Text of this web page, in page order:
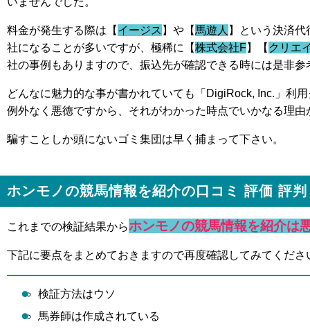
料金が発生する際は【 イージス 】や【 馬遊人 】という決済
社になることが多いですが、極稀に【株式会社F】【 クリエ
社の事例もありますので、振込先が確認できる時には是非
どんなに魅力的な事が書かれていても「DigiRock, Inc.」利
例外なく悪徳ですから、それがわかった時点でいかなる理
騙すことしか頭にないゴミ集団は早く捕まって下さい。
ホンモノの競馬情報を紹介の口コミ 評価 評
これまでの検証結果からホンモノの競馬情報を紹介は
下記に要点をまとめておきますので再度確認してみてくださ
検証方法はウソ
馬券師は作成されている